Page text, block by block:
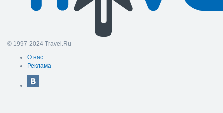
© 1997-2024 Travel.Ru
О нас
Реклама